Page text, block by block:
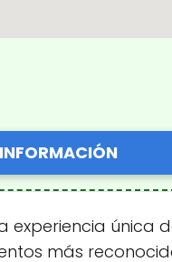
experiencia
más